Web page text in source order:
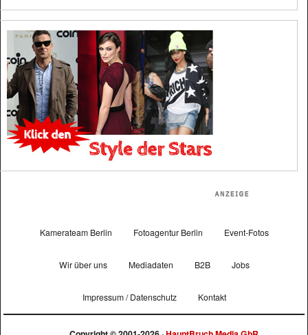
Kamerateam Berlin Fotoagentur Berlin Event-Fotos
Wir über uns Mediadaten B2B Jobs
Impressum / Datenschutz Kontakt